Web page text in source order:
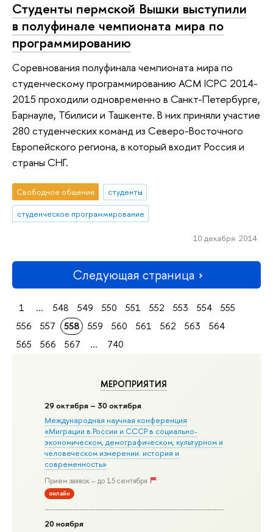
МЕРОПРИЯТИЯ
29 октября – 30 октября
Международная научная конференция
«Миграции в Росcии и СССР в социально-
экономическом, демографическом, культурном и
человеческом измерении: история и
современность»
Прием заявок – до 15 сентября
онлайн
20 ноября
Студенты пермской Вышки выступили
в полуфинале чемпионата мира по
программированию
Соревнования полуфинала чемпионата мира по
студенческому программированию АСМ ICPC 2014-
2015 проходили одновременно в Санкт-Петербурге,
Барнауле, Тбилиси и Ташкенте. В них приняли участие
280 студенческих команд из Северо-Восточного
Европейского региона, в который входит Россия и
страны СНГ.
Свободное общение
студенты
студенческое программирование
10 декабря 2014
Следующая страница
1 ... 548 549 550 551 552 553 554
555
556
557 558 559 560 561 562 563
564
565
566 567 ... 740